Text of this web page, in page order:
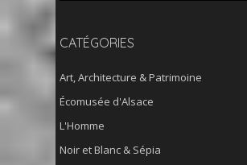
CATÉGORIES
Art, Architecture & Patrimoine
Écomusée d'Alsace
L'Homme
Noir et Blanc & Sépia